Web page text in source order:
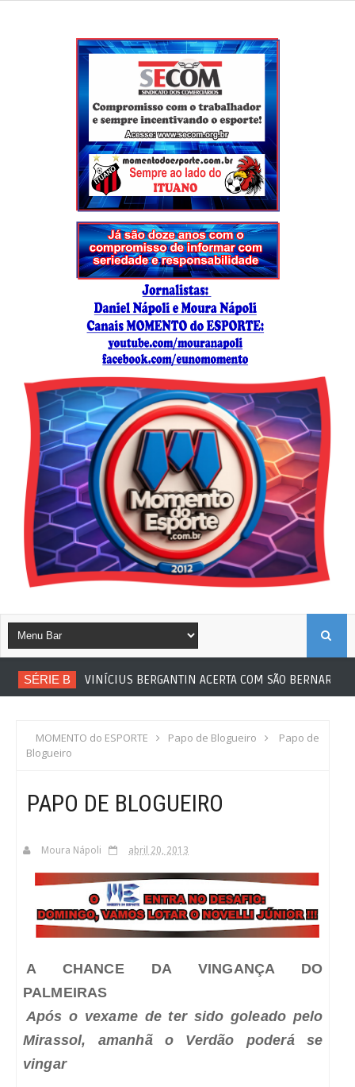
SÉRIE B VINÍCIUS BERGANTIN ACERTA COM SÃO BERNARDO
MOMENTO do ESPORTE Papo de Blogueiro
Papo de
Blogueiro
PAPO DE BLOGUEIRO
Moura Nápoli abril 20, 2013
A CHANCE DA VINGANÇA DO
PALMEIRAS
Após o vexame de ter sido goleado pelo
Mirassol, amanhã o Verdão poderá se
vingar